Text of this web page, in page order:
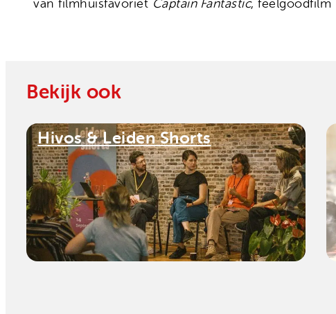
van filmhuisfavoriet Captain Fantastic, feelgoodfilm
Bekijk ook
Hivos & Leiden Shorts